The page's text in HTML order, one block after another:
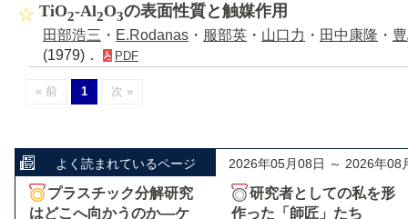
TiO2-Al2O3の表面性質と触媒作用
田部浩三 ・ E.Rodanas ・ 服部英 ・ 山口力 ・ 田中康隆 ・
(1979)．
PDF
« 前 1 次 »
よく読まれているページ 2026年05月08日 ～ 2026年08
プラスチック分解研究
はどこへ向かうのか―ケ
研究者としての私を形
作った「師匠」たち